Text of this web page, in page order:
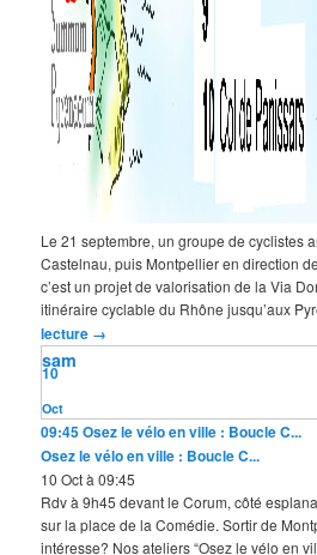
Le 21 septembre, un groupe de cyclistes
Castelnau, puis Montpellier en direction
c’est un projet de valorisation de la Via
itinéraire cyclable du Rhône jusqu’aux
lecture →
Oct
10
sam
09:45Osez le vélo en ville : Boucle C...
Osez le vélo en ville : Boucle C...
10 Oct à 09:45
Rdv à 9h45 devant le Corum, côté
sur la place de la Comédie. Sortir de
intéresse? Nos ateliers “Osez le vélo en